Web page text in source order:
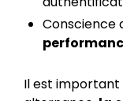
Conscience
Il est important